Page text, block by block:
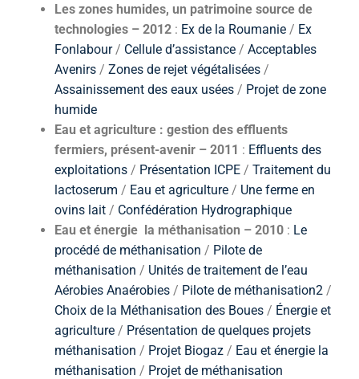
Les zones humides, un patrimoine source de
technologies – 2012: Ex de la Roumanie/ Ex
Fonlabour/ Cellule d’assistance/ Acceptables
Avenirs/ Zones de rejet végétalisées/
Assainissement des eaux usées/ Projet de zone
humide
Eau et agriculture : gestion des effluents
fermiers, présent-avenir – 2011 : Effluents des
exploitations/ Présentation ICPE/ Traitement du
lactoserum / Eau et agriculture/ Une ferme en
ovins lait/ Confédération Hydrographique
Eau et énergie la méthanisation – 2010: Le
procédé de méthanisation / Pilote de
méthanisation / Unités de traitement de l’eau
Aérobies Anaérobies/ Pilote de méthanisation2 /
Choix de la Méthanisation des Boues/ Énergie et
agriculture/ Présentation de quelques projets
méthanisation / Projet Biogaz/ Eau et énergie la
méthanisation / Projet de méthanisation